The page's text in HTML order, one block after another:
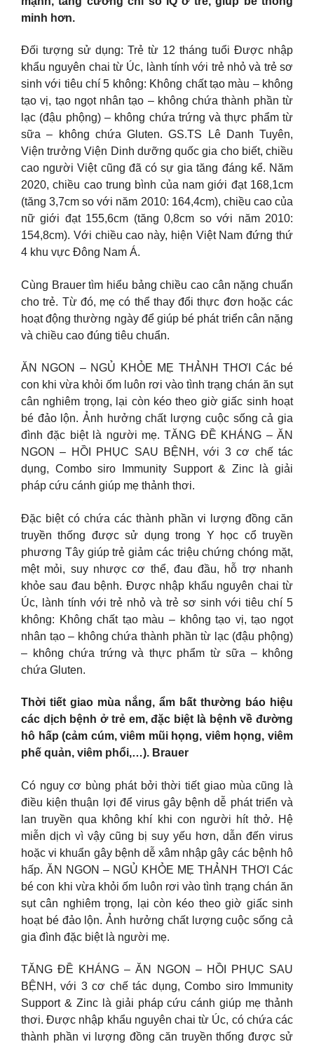
minh hơn.
Đối tượng sử dụng: Trẻ từ 12 tháng tuổi Được nhập
khẩu nguyên chai từ Úc, lành tính với trẻ nhỏ và trẻ sơ
sinh với tiêu chí 5 không: Không chất tạo màu – không
tạo vị, tạo ngọt nhân tạo – không chứa thành phần từ
lạc (đậu phộng) – không chứa trứng và thực phẩm từ
sữa – không chứa Gluten. GS.TS Lê Danh Tuyên,
Viện trưởng Viện Dinh dưỡng quốc gia cho biết, chiều
cao người Việt cũng đã có sự gia tăng đáng kể. Năm
2020, chiều cao trung bình của nam giới đạt 168,1cm
(tăng 3,7cm so với năm 2010: 164,4cm), chiều cao của
nữ giới đạt 155,6cm (tăng 0,8cm so với năm 2010:
154,8cm). Với chiều cao này, hiện Việt Nam đứng thứ
4 khu vực Đông Nam Á.
Cùng Brauer tìm hiểu bảng chiều cao cân nặng chuẩn
cho trẻ. Từ đó, mẹ có thể thay đổi thực đơn hoặc các
hoạt động thường ngày để giúp bé phát triển cân nặng
và chiều cao đúng tiêu chuẩn.
ĂN NGON – NGỦ KHỎE MẸ THẢNH THƠI Các bé
con khi vừa khỏi ốm luôn rơi vào tình trạng chán ăn sụt
cân nghiêm trọng, lại còn kéo theo giờ giấc sinh hoạt
bé đảo lộn. Ảnh hưởng chất lượng cuộc sống cả gia
đình đặc biệt là người mẹ. TĂNG ĐỀ KHÁNG – ĂN
NGON – HỒI PHỤC SAU BỆNH, với 3 cơ chế tác
dụng, Combo siro Immunity Support & Zinc là giải
pháp cứu cánh giúp mẹ thảnh thơi.
Đặc biệt có chứa các thành phần vi lượng đồng căn
truyền thống được sử dụng trong Y học cổ truyền
phương Tây giúp trẻ giảm các triệu chứng chóng mặt,
mệt mỏi, suy nhược cơ thể, đau đầu, hỗ trợ nhanh
khỏe sau đau bệnh. Được nhập khẩu nguyên chai từ
Úc, lành tính với trẻ nhỏ và trẻ sơ sinh với tiêu chí 5
không: Không chất tạo màu – không tạo vị, tạo ngọt
nhân tạo – không chứa thành phần từ lạc (đậu phộng)
– không chứa trứng và thực phẩm từ sữa – không
chứa Gluten.
Thời tiết giao mùa nắng, ẩm bất thường báo hiệu
các dịch bệnh ở trẻ em, đặc biệt là bệnh về đường
hô hấp (cảm cúm, viêm mũi họng, viêm họng, viêm
phế quản, viêm phổi,…). Brauer
Có nguy cơ bùng phát bởi thời tiết giao mùa cũng là
điều kiện thuận lợi để virus gây bệnh dễ phát triển và
lan truyền qua không khí khi con người hít thở. Hệ
miễn dịch vì vậy cũng bị suy yếu hơn, dẫn đến virus
hoặc vi khuẩn gây bệnh dễ xâm nhập gây các bệnh hô
hấp. ĂN NGON – NGỦ KHỎE MẸ THẢNH THƠI Các
bé con khi vừa khỏi ốm luôn rơi vào tình trạng chán ăn
sụt cân nghiêm trọng, lại còn kéo theo giờ giấc sinh
hoạt bé đảo lộn. Ảnh hưởng chất lượng cuộc sống cả
gia đình đặc biệt là người mẹ.
TĂNG ĐỀ KHÁNG – ĂN NGON – HỒI PHỤC SAU
BỆNH, với 3 cơ chế tác dụng, Combo siro Immunity
Support & Zinc là giải pháp cứu cánh giúp mẹ thảnh
thơi. Được nhập khẩu nguyên chai từ Úc, có chứa các
thành phần vi lượng đồng căn truyền thống được sử